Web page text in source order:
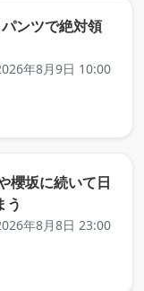
ンツで絶対領
年8月9日 10:00
櫻坂に続いて日
う
年8月8日 23:00